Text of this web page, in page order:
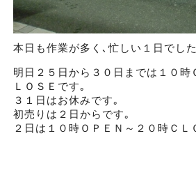
本日も作業が多く､忙しい１日でし
明日２５日から３０日までは１０時
ＬＯＳＥです｡
３１日はお休みです｡
初売りは２日からです｡
２日は１０時ＯＰＥＮ～２０時ＣＬ